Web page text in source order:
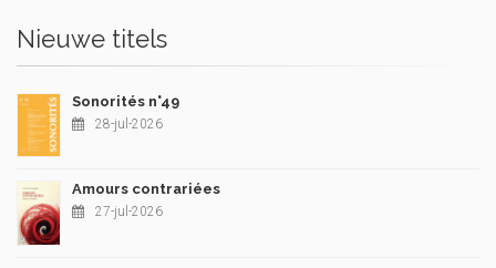
Nieuwe titels
Sonorités n°49
28-jul-2026
Amours contrariées
27-jul-2026